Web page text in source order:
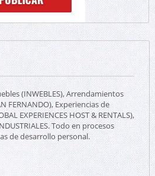
(INWEBLES), Arrendamientos
FERNANDO), Experiencias de
EXPERIENCES HOST & RENTALS),
Todo en procesos
de desarrollo personal.